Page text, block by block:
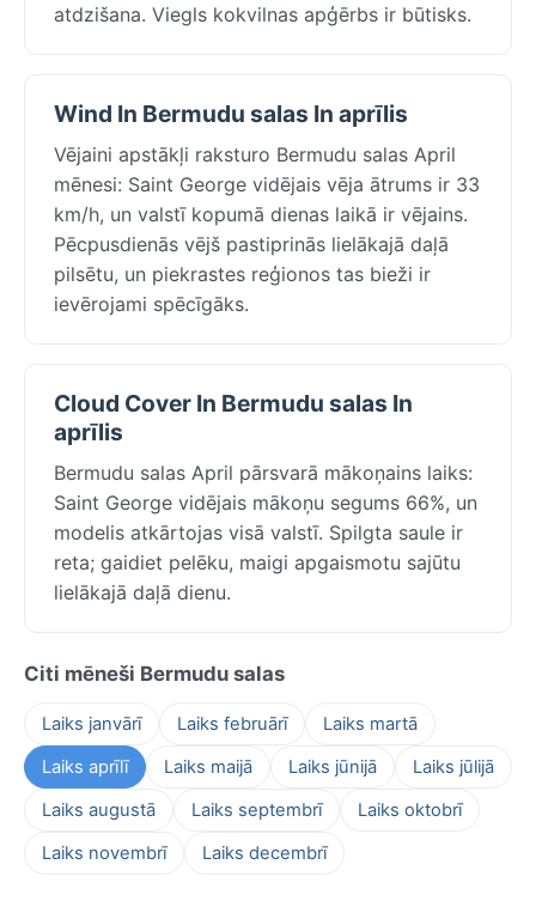
atdzišana. Viegls kokvilnas apģērbs ir būtisks.
Wind In Bermudu salas In aprīlis
Vējaini apstākļi raksturo Bermudu salas April
mēnesi: Saint George vidējais vēja ātrums ir 33
km/h, un valstī kopumā dienas laikā ir vējains.
Pēcpusdienās vējš pastiprinās lielākajā daļā
pilsētu, un piekrastes reģionos tas bieži ir
ievērojami spēcīgāks.
Cloud Cover In Bermudu salas In
aprīlis
Bermudu salas April pārsvarā mākoņains laiks:
Saint George vidējais mākoņu segums 66%, un
modelis atkārtojas visā valstī. Spilgta saule ir
reta; gaidiet pelēku, maigi apgaismotu sajūtu
lielākajā daļā dienu.
Citi mēneši Bermudu salas
Laiks janvārī Laiks februārī
Laiks martā
Laiks aprīlī
Laiks maijā Laiks jūnijā
Laiks jūlijā
Laiks augustā
Laiks septembrī
Laiks oktobrī
Laiks novembrī
Laiks decembrī